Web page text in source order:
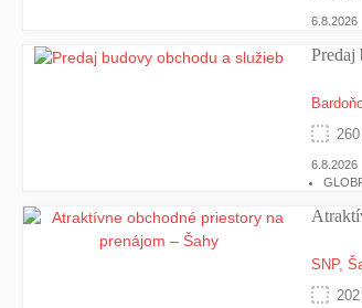
6.8.2026
Predaj
6.8.2026
SNP,